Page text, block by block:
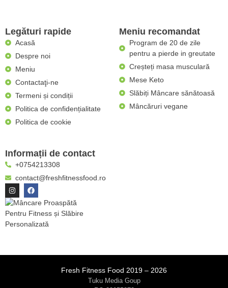
Legături rapide
Acasă
Despre noi
Meniu
Contactaţi-ne
Termeni și condiții
Politica de confidențialitate
Politica de cookie
Meniu recomandat
Program de 20 de zile
pentru a pierde in greutate
Creșteți masa musculară
Mese Keto
Slăbiți Mâncare sănătoasă
Mâncăruri vegane
Informații de contact
+0754213308
contact@freshfitnessfood.ro
Fresh Fitness Food 2019 – 2026
Tuku Media Goup